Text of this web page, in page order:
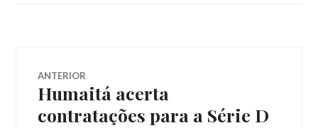
ANTERIOR
Humaitá acerta
contratações para a Série D